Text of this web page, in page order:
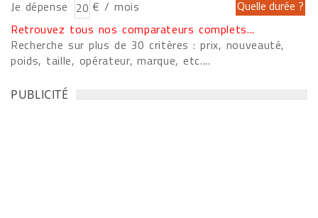
Je dépense
€ / mois
Retrouvez tous nos comparateurs complets...
Recherche sur plus de 30 critères : prix, nouveauté,
poids, taille, opérateur, marque, etc....
PUBLICITÉ